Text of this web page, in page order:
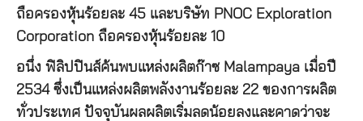
ถือครองหุ้นร้อยละ 45 และบริษัท PNOC Exploration
Corporation ถือครองหุ้นร้อยละ 10
อนึ่ง ฟิลิปปินส์ค้นพบแหล่งผลิตก๊าซ Malampaya เมื่อปี
2534 ซึ่งเป็นแหล่งผลิตพลังงานร้อยละ 22 ของการผลิต
ทั่วประเทศ ปัจจุบันผลผลิตเริ่มลดน้อยลงและคาดว่าจะ